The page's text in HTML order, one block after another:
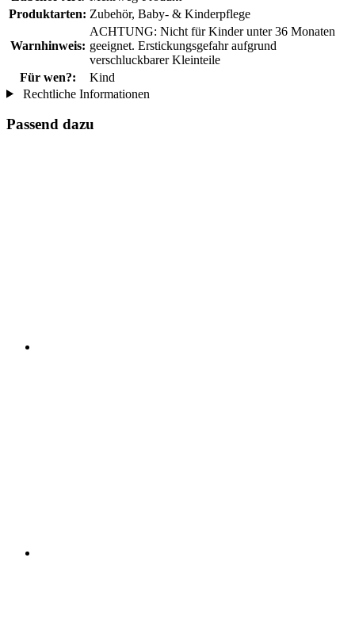
Produktarten: Zubehör, Baby- & Kinderpflege
Warnhinweis:
ACHTUNG: Nicht für Kinder unter 36 Monaten
geeignet. Erstickungsgefahr aufgrund
verschluckbarer Kleinteile
Für wen?:
Kind
Rechtliche Informationen
Passend dazu